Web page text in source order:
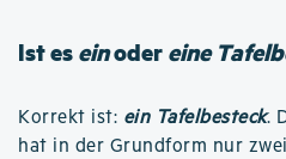
Ist eseinodereine
Korrekt ist: ein Tafelbesteck.
hat in der Grundform nur